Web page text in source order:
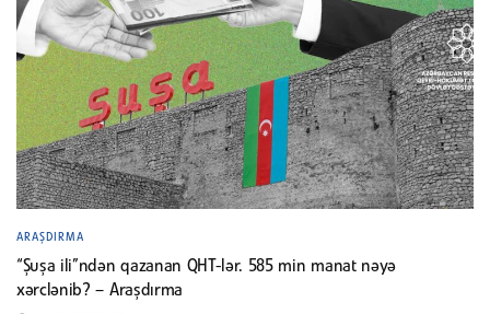
ARAŞDIRMA
“Şuşa ili”ndən qazanan QHT-lər. 585 min manat nəyə
xərclənib? – Araşdırma